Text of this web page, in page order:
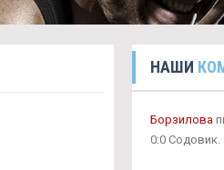
НАШИ
Борзилова
0:0 Содовик.